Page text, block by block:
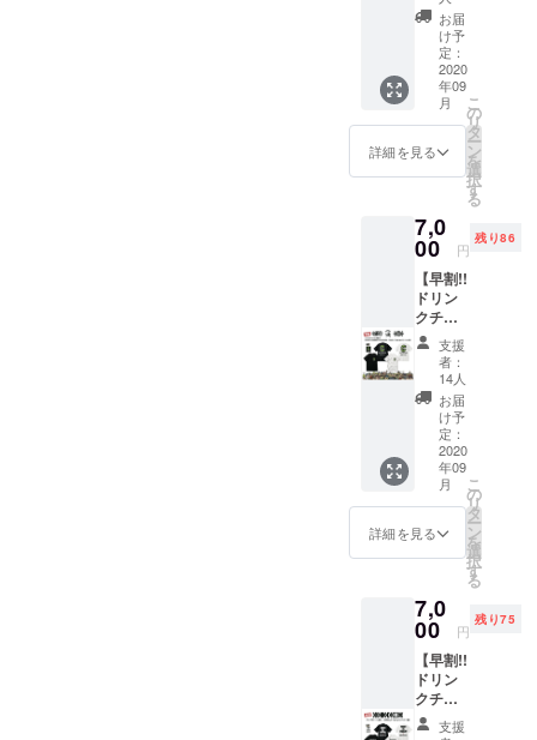
い
載 ※ 掲
載可能
な方は
お名前
(又は
ニック
を備考
欄へご
い。 ※
掲載不
要の方
は備考
欄へ
【不
要】と
ご記入
くださ
い
A-)】 ●
GAME-
A-Tシャ
イズ：
M / L /
XL /
XXL ●
枚 有効
期限は
営業再
開から
6ヶ月以
内。 ●
壁面ポ
スター
へのお
名前掲
載可能
な方は
お名前
(又は
ニック
ネーム)
ださ
い。 ※
掲載不
要の方
は備考
欄へ
【不
お届
け予
定：
2020
年09
月
詳細を見る
こ
の
リ
タ
ー
ン
を
選
択
す
る
7,0
00 円
残り86
【早割!!
ドリン
クチ
ケット
(3枚)＋
RUDIE’
S ×
SABBA
T13×R
OLLING
CRADL
E Tシャ
ツ＋ス
テッ
カー1枚
支援】
限定100
枚 8000
円 →
7000円
※通常
ドリン
クチ
ケット
支援
者：
14人
お届
け予
定：
2020
年09
月
詳細を見る
こ
の
リ
タ
ー
ン
を
選
択
す
る
7,0
00 円
残り75
【早割!!
ドリン
クチ
ケット
支援